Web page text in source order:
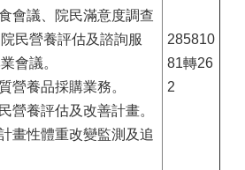
會議、院民滿意度調查
民營養評估及諮詢服
會議。
營養品採購業務。
營養評估及改善計畫。
畫性體重改變監測及追
285810
81轉26
2